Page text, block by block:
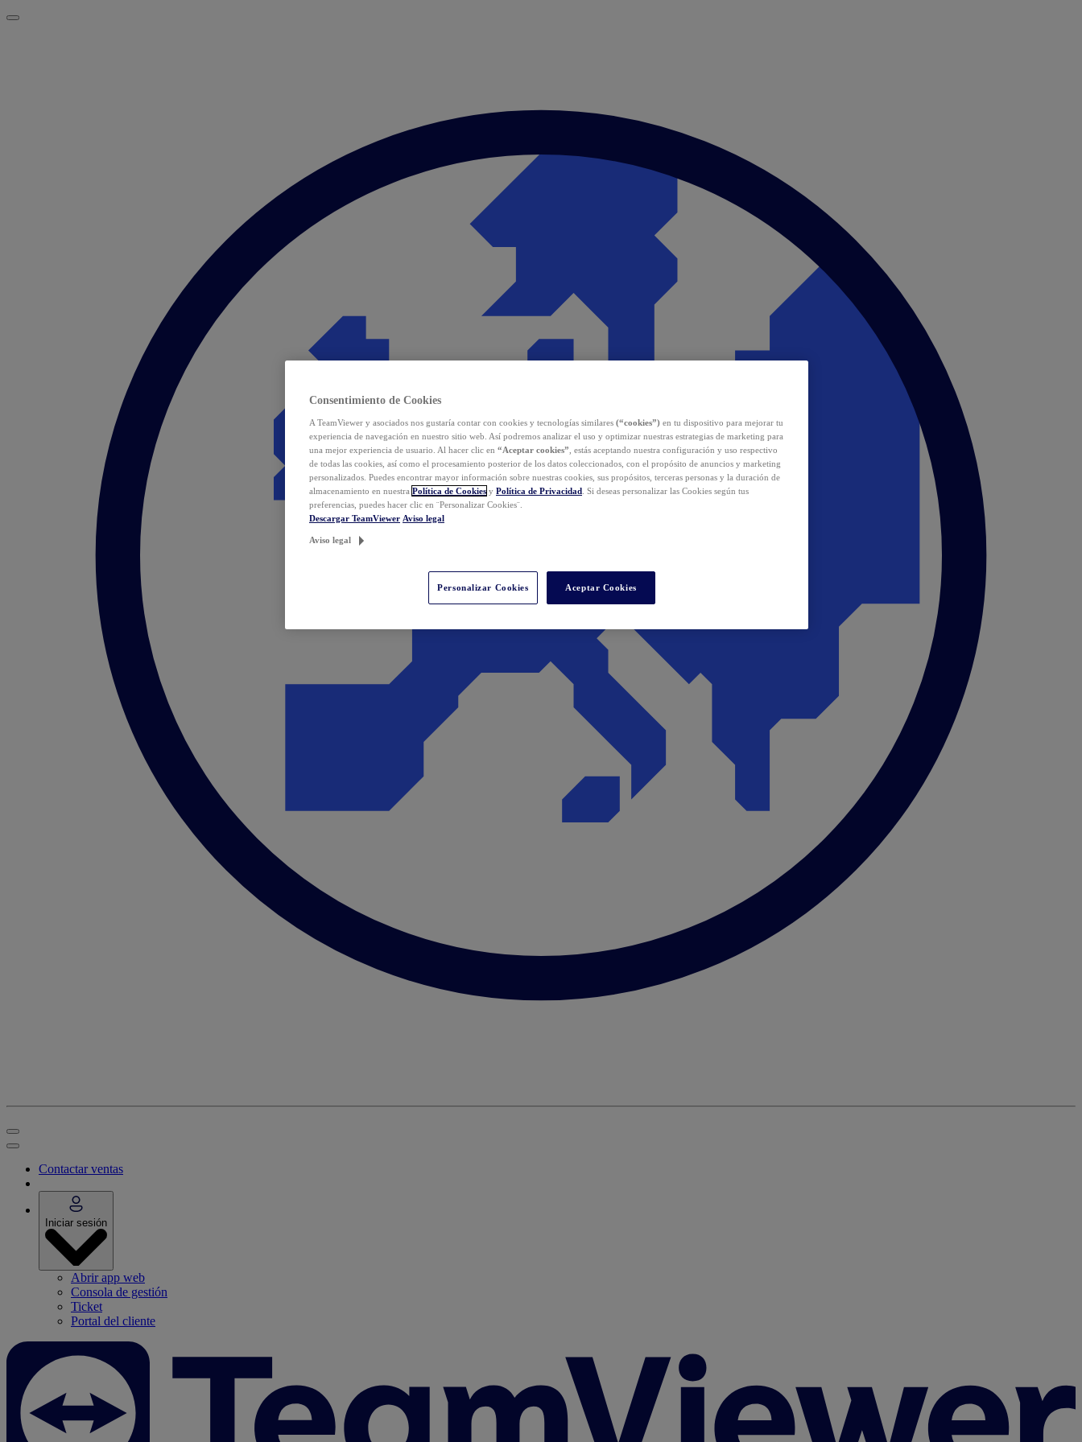
Contactar ventas
Iniciar sesión
Abrir app web
Consola de gestión
Ticket
Portal del cliente
Consentimiento de Cookies
A TeamViewer y asociados nos gustaría contar con cookies y tecnologías similares (“cookies”) en tu dispositivo para mejorar tu
experiencia de navegación en nuestro sitio web. Así podremos analizar el uso y optimizar nuestras estrategias de marketing para
una mejor experiencia de usuario. Al hacer clic en “Aceptar cookies” , estás aceptando nuestra configuración y uso respectivo
de todas las cookies, así como el procesamiento posterior de los datos coleccionados, con el propósito de anuncios y marketing
personalizados. Puedes encontrar mayor información sobre nuestras cookies, sus propósitos, terceras personas y la duración de
almacenamiento en nuestra Política de Cookies y Política de Privacidad . Si deseas personalizar las Cookies según tus
preferencias, puedes hacer clic en ¨Personalizar Cookies¨.
Descargar TeamViewer Aviso legal
Aviso legal
Personalizar Cookies Aceptar Cookies